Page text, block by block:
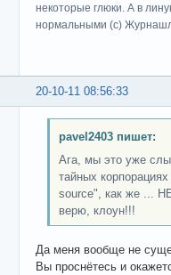
некоторые глюки. А в
нормальными (c)
20-10-11 08:56:33
pavel2403 пишет:
Ага, мы это уже
тайных
source", как же ...
верю, клоун!!!
Да меня вообще не
Вы проснётесь и